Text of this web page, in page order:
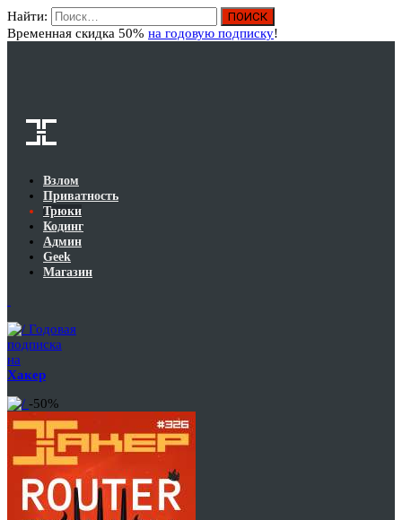
Найти:
Временная скидка 50% на годовую подписку!
Взлом
Приватность
Трюки
Кодинг
Админ
Geek
Магазин
Годовая
подписка
на
Хакер
-50%